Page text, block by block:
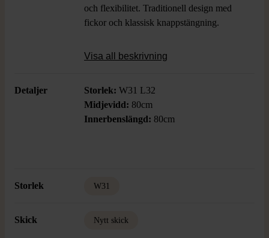
och flexibilitet. Traditionell design med
fickor och klassisk knappstängning.
Visa all beskrivning
Detaljer Storlek: W31 L32
Midjevidd: 80cm
Innerbenslängd: 80cm
Storlek W31
Skick Nytt skick